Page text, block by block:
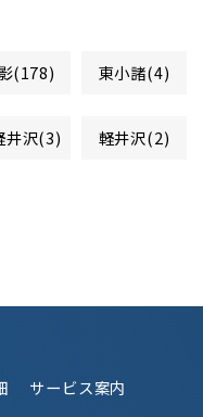
(178) 東小諸(4)
井沢(3) 軽井沢(2)
サービス案内